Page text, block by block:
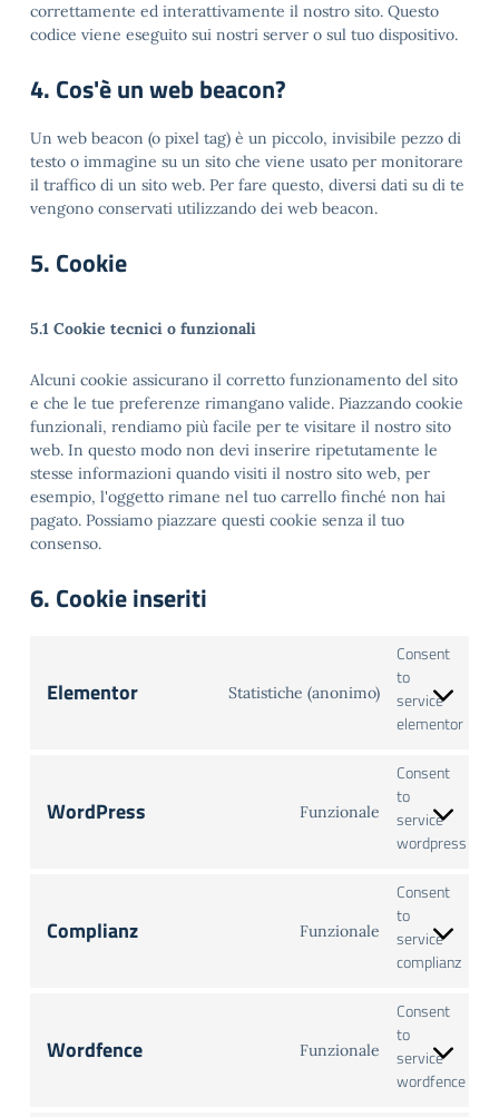
correttamente ed interattivamente il nostro sito. Questo
codice viene eseguito sui nostri server o sul tuo dispositivo.
4. Cos'è un web beacon?
Un web beacon (o pixel tag) è un piccolo, invisibile pezzo di
testo o immagine su un sito che viene usato per monitorare
il traffico di un sito web. Per fare questo, diversi dati su di te
vengono conservati utilizzando dei web beacon.
5. Cookie
5.1 Cookie tecnici o funzionali
Alcuni cookie assicurano il corretto funzionamento del sito
e che le tue preferenze rimangano valide. Piazzando cookie
funzionali, rendiamo più facile per te visitare il nostro sito
web. In questo modo non devi inserire ripetutamente le
stesse informazioni quando visiti il nostro sito web, per
esempio, l'oggetto rimane nel tuo carrello finché non hai
pagato. Possiamo piazzare questi cookie senza il tuo
consenso.
6. Cookie inseriti
Elementor Statistiche (anonimo)
Consent
to
service
elementor
WordPress Funzionale
Consent
to
service
wordpress
Complianz Funzionale
Consent
to
service
complianz
Wordfence Funzionale
Consent
to
service
wordfence